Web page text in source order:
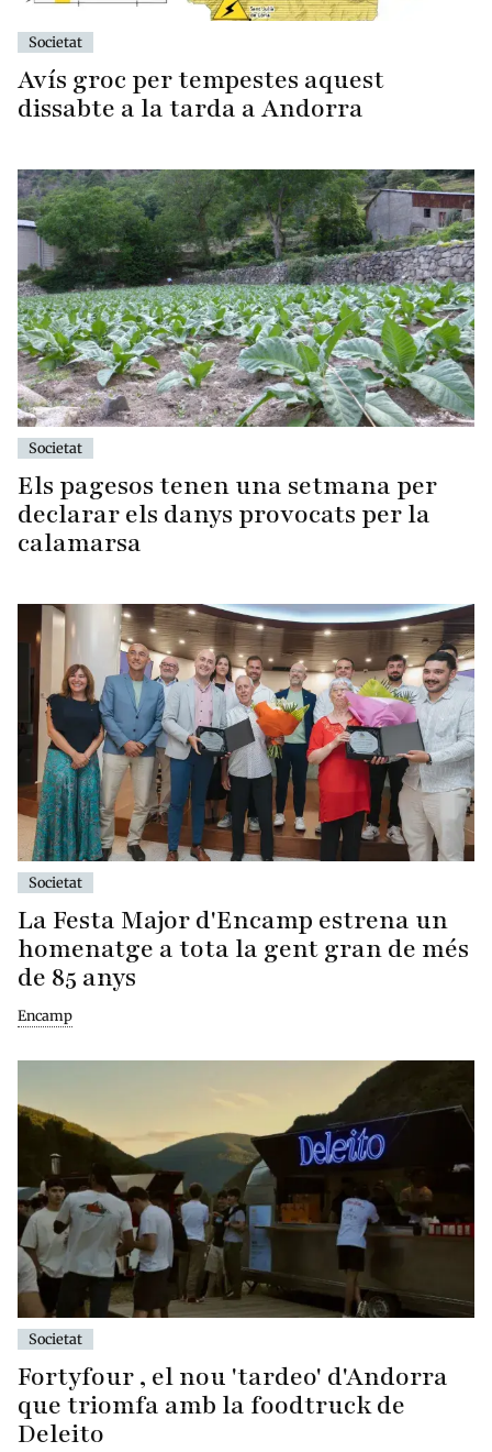
Societat
Avís groc per tempestes aquest
dissabte a la tarda a Andorra
Societat
Els pagesos tenen una setmana per
declarar els danys provocats per la
calamarsa
Societat
La Festa Major d'Encamp estrena un
homenatge a tota la gent gran de més
de 85 anys
Encamp
Societat
Fortyfour , el nou 'tardeo' d'Andorra
que triomfa amb la foodtruck de
Deleito